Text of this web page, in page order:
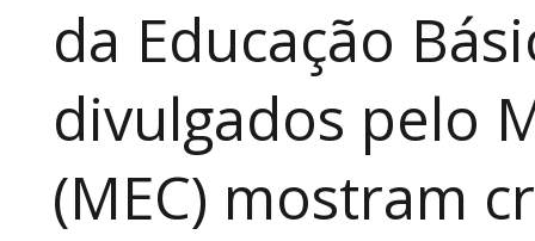
da Educação
divulgados pelo
(MEC) mostram